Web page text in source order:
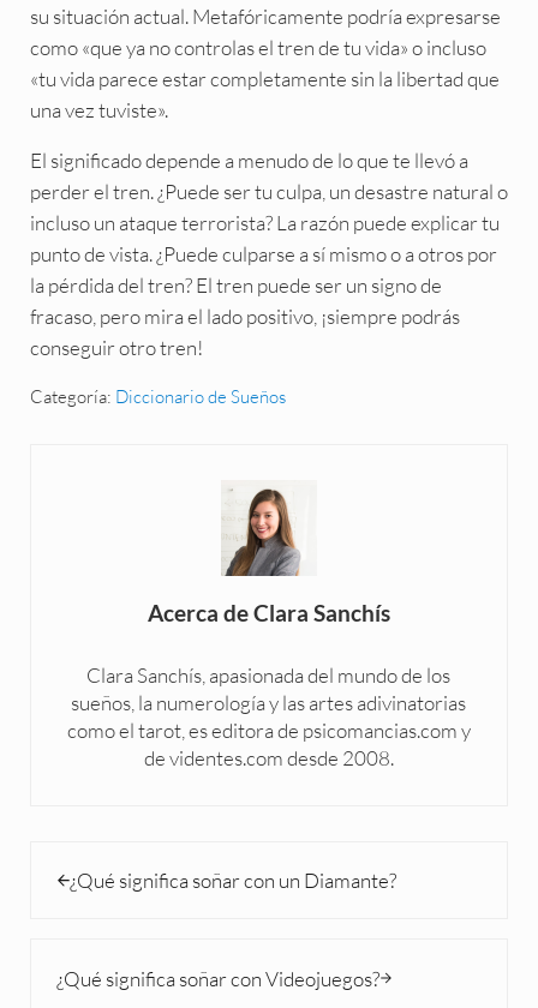
su situación actual. Metafóricamente podría expresarse
como «que ya no controlas el tren de tu vida» o incluso
«tu vida parece estar completamente sin la libertad que
una vez tuviste».
El significado depende a menudo de lo que te llevó a
perder el tren. ¿Puede ser tu culpa, un desastre natural o
incluso un ataque terrorista? La razón puede explicar tu
punto de vista. ¿Puede culparse a sí mismo o a otros por
la pérdida del tren? El tren puede ser un signo de
fracaso, pero mira el lado positivo, ¡siempre podrás
conseguir otro tren!
Categoría: Diccionario de Sueños
Acerca deClara Sanchís
Clara Sanchís, apasionada del mundo de los
sueños, la numerología y las artes adivinatorias
como el tarot, es editora de psicomancias.com y
de videntes.com desde 2008.
¿Qué significa soñar con un Diamante?
¿Qué significa soñar con Videojuegos?